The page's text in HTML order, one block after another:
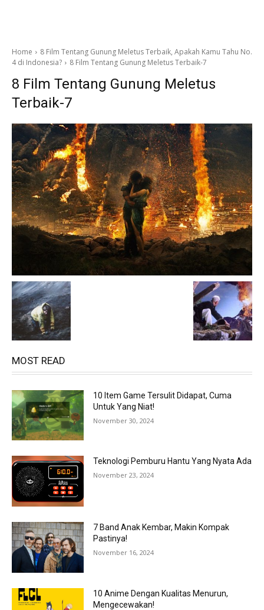
Home
8 Film Tentang Gunung Meletus Terbaik, Apakah Kamu Tahu No.
4 di Indonesia?
8 Film Tentang Gunung Meletus Terbaik-7
8 Film Tentang Gunung Meletus
Terbaik-7
MOST READ
10 Item Game Tersulit Didapat, Cuma
Untuk Yang Niat!
November 30, 2024
Teknologi Pemburu Hantu Yang Nyata Ada
November 23, 2024
7 Band Anak Kembar, Makin Kompak
Pastinya!
November 16, 2024
10 Anime Dengan Kualitas Menurun,
Mengecewakan!